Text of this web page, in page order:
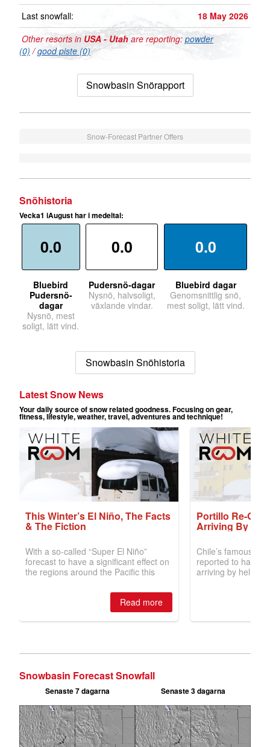
Last snowfall:
18 May 2026
Other resorts in USA - Utah are reporting: powder
(0) /good piste (0)
Snowbasin Snörapport
Snow-Forecast Partner Offers
Snöhistoria
Vecka1 iAugust har i medeltal:
0.0
Bluebird
Pudersnö-
dagar
Nysnö, mest
soligt, lätt vind.
0.0
Pudersnö-dagar
Nysnö, halvsoligt,
växlande vindar.
0.0
Bluebird dagar
Genomsnittlig snö,
mest soligt, lätt vind.
Snowbasin Snöhistoria
Snowbasin Forecast Snowfall
Senaste 7 dagarna Senaste 3 dagarna